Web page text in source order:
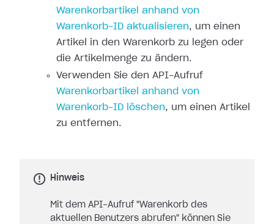
Warenkorbartikel anhand von
Warenkorb-ID aktualisieren, um einen
Artikel in den Warenkorb zu legen oder
die Artikelmenge zu ändern.
Verwenden Sie den API-Aufruf
Warenkorbartikel anhand von
Warenkorb-ID löschen, um einen Artikel
zu entfernen.
Hinweis
Mit dem API-Aufruf "Warenkorb des
aktuellen Benutzers abrufen" können Sie